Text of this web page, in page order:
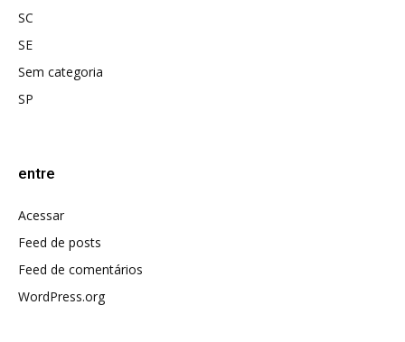
SC
SE
Sem categoria
SP
entre
Acessar
Feed de posts
Feed de comentários
WordPress.org